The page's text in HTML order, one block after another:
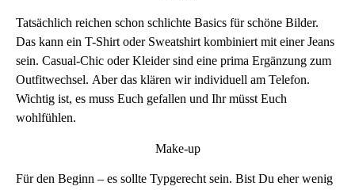
Tatsächlich reichen schon schlichte Basics für schöne Bilder.
Das kann ein T-Shirt oder Sweatshirt kombiniert mit einer Jeans
sein. Casual-Chic oder Kleider sind eine prima Ergänzung zum
Outfitwechsel. Aber das klären wir individuell am Telefon.
Wichtig ist, es muss Euch gefallen und Ihr müsst Euch
wohlfühlen.
Make-up
Für den Beginn – es sollte Typgerecht sein. Bist Du eher wenig